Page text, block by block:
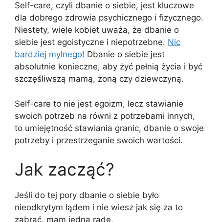
Self-care, czyli dbanie o siebie, jest kluczowe
dla dobrego zdrowia psychicznego i fizycznego.
Niestety, wiele kobiet uważa, że dbanie o
siebie jest egoistyczne i niepotrzebne. Nic
bardziej mylnego! Dbanie o siebie jest
absolutnie konieczne, aby żyć pełnią życia i być
szczęśliwszą mamą, żoną czy dziewczyną.
Self-care to nie jest egoizm, lecz stawianie
swoich potrzeb na równi z potrzebami innych,
to umiejętność stawiania granic, dbanie o swoje
potrzeby i przestrzeganie swoich wartości.
Jak zacząć?
Jeśli do tej pory dbanie o siebie było
nieodkrytym lądem i nie wiesz jak się za to
zabrać, mam jedną radę.